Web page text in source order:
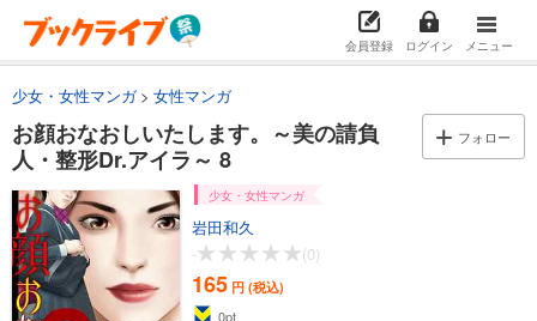
会員登録 ログイン メニュー
少女・女性マンガ 女性マンガ
お顔おなおしいたします。～美の請負
人・整形Dr.アイラ～ 8
フォロー
少女・女性マンガ
岩田和久
-
(0)
165 円 (税込)
0pt